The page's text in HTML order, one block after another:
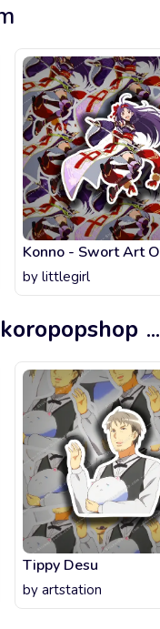
by littlegirl
...
Tippy Desu
by artstation